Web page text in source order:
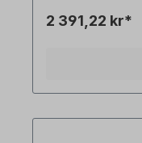
produktbilder är
2 391,22 kr*